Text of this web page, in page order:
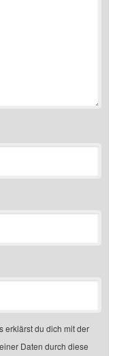
erklärst du dich mit der
Daten durch diese